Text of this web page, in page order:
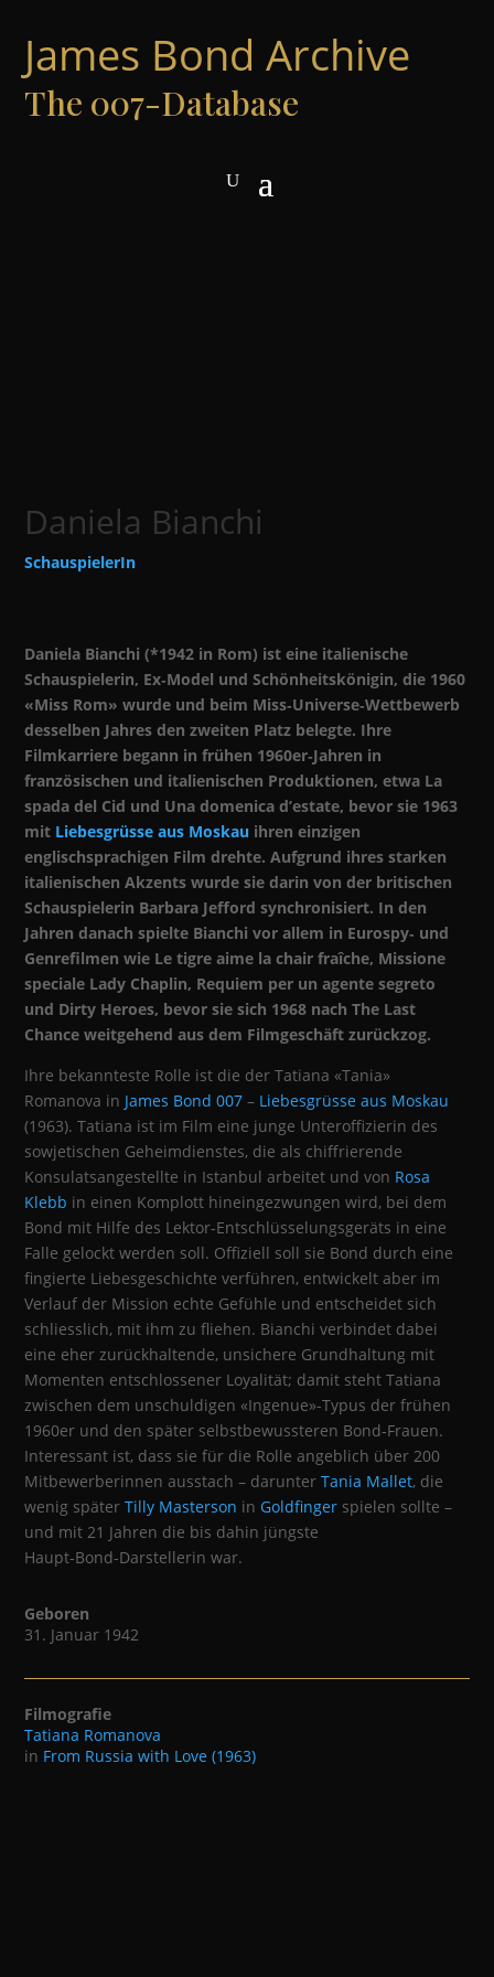
James Bond Archive
The 007-Database
Daniela Bianchi
SchauspielerIn
Daniela Bianchi (*1942 in Rom) ist eine italienische
Schauspielerin, Ex‑Model und Schönheitskönigin, die 1960
«Miss Rom» wurde und beim Miss‑Universe‑Wettbewerb
desselben Jahres den zweiten Platz belegte. Ihre
Filmkarriere begann in frühen 1960er‑Jahren in
französischen und italienischen Produktionen, etwa La
spada del Cid und Una domenica d’estate, bevor sie 1963
mit Liebesgrüsse aus Moskau ihren einzigen
englischsprachigen Film drehte. Aufgrund ihres starken
italienischen Akzents wurde sie darin von der britischen
Schauspielerin Barbara Jefford synchronisiert. In den
Jahren danach spielte Bianchi vor allem in Eurospy‑ und
Genrefilmen wie Le tigre aime la chair fraîche, Missione
speciale Lady Chaplin, Requiem per un agente segreto
und Dirty Heroes, bevor sie sich 1968 nach The Last
Chance weitgehend aus dem Filmgeschäft zurückzog.
Ihre bekannteste Rolle ist die der Tatiana «Tania»
Romanova in James Bond 007 – Liebesgrüsse aus Moskau
(1963). Tatiana ist im Film eine junge Unteroffizierin des
sowjetischen Geheimdienstes, die als chiffrierende
Konsulatsangestellte in Istanbul arbeitet und von Rosa
Klebb in einen Komplott hineingezwungen wird, bei dem
Bond mit Hilfe des Lektor‑Entschlüsselungsgeräts in eine
Falle gelockt werden soll. Offiziell soll sie Bond durch eine
fingierte Liebesgeschichte verführen, entwickelt aber im
Verlauf der Mission echte Gefühle und entscheidet sich
schliesslich, mit ihm zu fliehen. Bianchi verbindet dabei
eine eher zurückhaltende, unsichere Grundhaltung mit
Momenten entschlossener Loyalität; damit steht Tatiana
zwischen dem unschuldigen «Ingenue»-Typus der frühen
1960er und den später selbstbewussteren Bond‑Frauen.
Interessant ist, dass sie für die Rolle angeblich über 200
Mitbewerberinnen ausstach – darunterTania Mallet, die
wenig späterTilly Masterson inGoldfinger spielen sollte –
und mit 21 Jahren die bis dahin jüngste
Haupt‑Bond‑Darstellerin war.
Geboren
31. Januar 1942
Filmografie
Tatiana Romanova
in From Russia with Love (1963)